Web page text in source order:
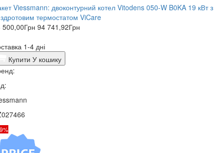
​Viessmann: двоконтурний котел Vitodens 050-W B0KA 19 кВт з
термостатом ViCare
500,00Грн 94 741,92Грн
1-4 дні
Купити У кошику